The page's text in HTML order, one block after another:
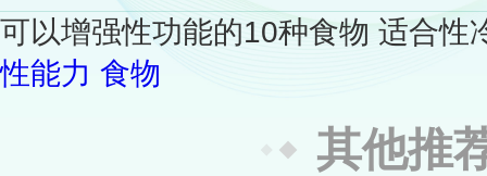
可以增强性功能的10种食物 适合性
性能力 食物
其他推